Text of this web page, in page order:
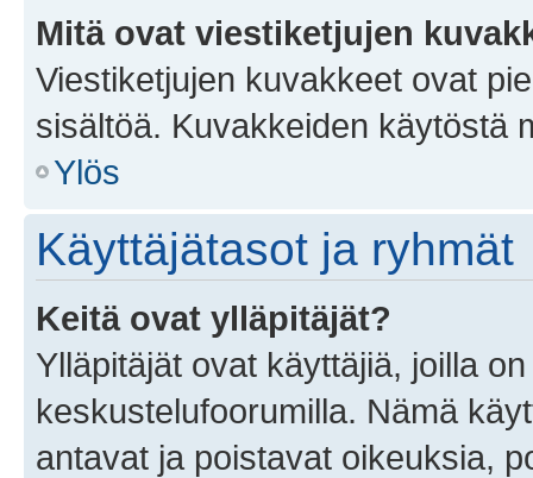
Mitä ovat viestiketjujen
Viestiketjujen kuvakkeet ovat
sisältöä. Kuvakkeiden käytöstä
Ylös
Käyttäjätasot ja ryhmät
Keitä ovat ylläpitäjät?
Ylläpitäjät ovat käyttäjiä, joilla
keskustelufoorumilla. Nämä
antavat ja poistavat oikeuksia,